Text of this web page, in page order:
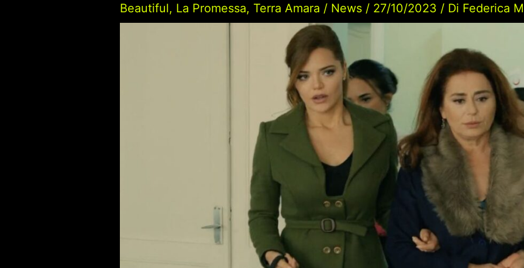
Beautiful, La Promessa, Terra Amara / News / 27/10/2023 / Di Federica